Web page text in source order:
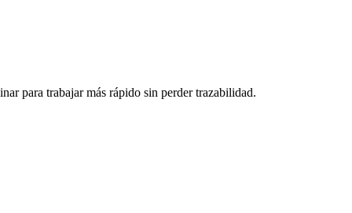
para trabajar más rápido sin perder trazabilidad.